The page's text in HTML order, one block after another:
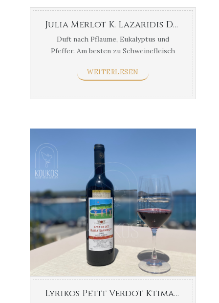
Julia Merlot K. Lazaridis Drama
Duft nach Pflaume, Eukalyptus und
Pfeffer. Am besten zu Schweinefleisch
mit gekochtem Fleisch ...
WEITERLESEN
Lyrikos Petit Verdot Ktima Papaioannou Nemea